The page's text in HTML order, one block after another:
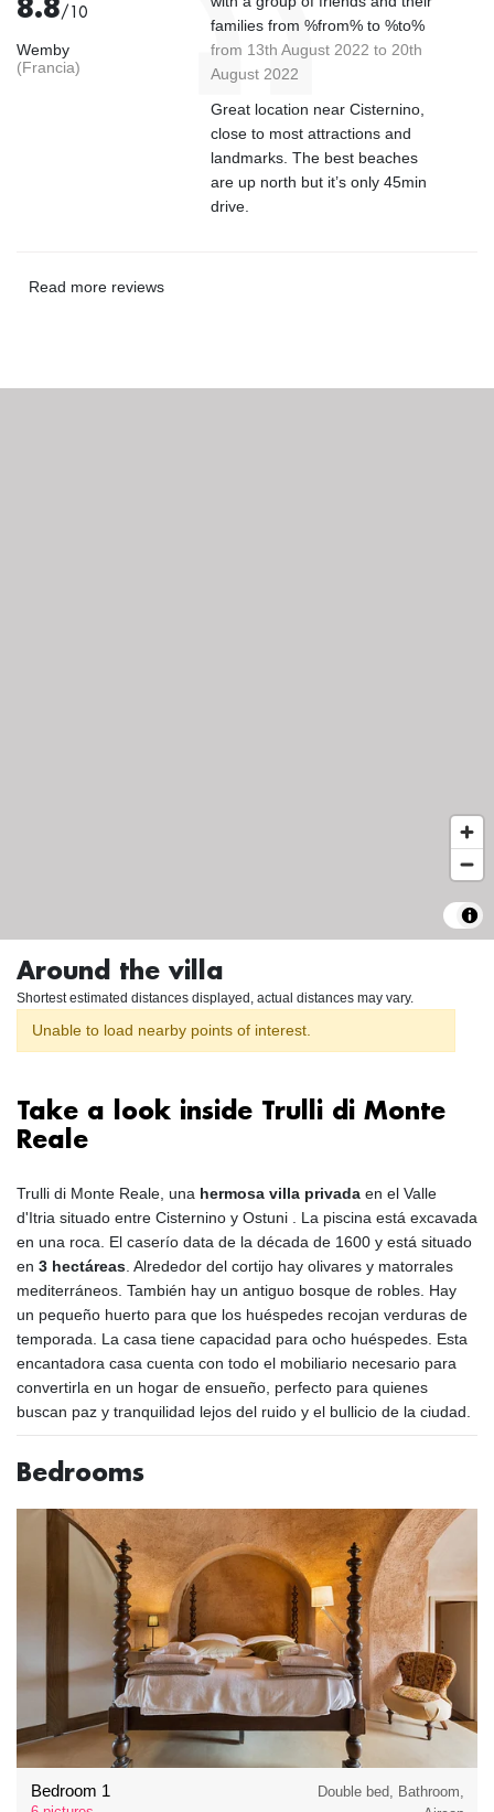
8.8/10
Wemby
(Francia)
families from %from% to %to%
from 13th August 2022 to 20th
August 2022
Great location near Cisternino,
close to most attractions and
landmarks. The best beaches
are up north but it’s only 45min
drive.
Read more reviews
Around the villa
Shortest estimated distances displayed, actual distances may vary.
Unable to load nearby points of interest.
Take a look inside Trulli di Monte
Reale
Trulli di Monte Reale, una hermosa villa privada en el Valle
d'Itria situado entre Cisternino y Ostuni . La piscina está excavada
en una roca. El caserío data de la década de 1600 y está situado
en 3 hectáreas . Alrededor del cortijo hay olivares y matorrales
mediterráneos. También hay un antiguo bosque de robles. Hay
un pequeño huerto para que los huéspedes recojan verduras de
temporada. La casa tiene capacidad para ocho huéspedes. Esta
encantadora casa cuenta con todo el mobiliario necesario para
convertirla en un hogar de ensueño, perfecto para quienes
buscan paz y tranquilidad lejos del ruido y el bullicio de la ciudad.
Bedrooms
Bedroom 1
Double bed, Bathroom,